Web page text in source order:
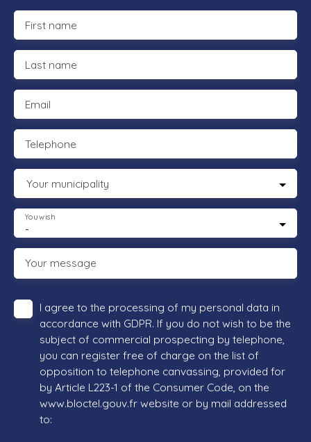
First name
Last name
Email
Telephone
Your municipality
-
You wish
Your message
I agree to the processing of my personal data in
accordance with GDPR. If you do not wish to be the
subject of commercial prospecting by telephone,
you can register free of charge on the list of
opposition to telephone canvassing, provided for
by Article L223-1 of the Consumer Code, on the
www.bloctel.gouv.fr website or by mail addressed
to: